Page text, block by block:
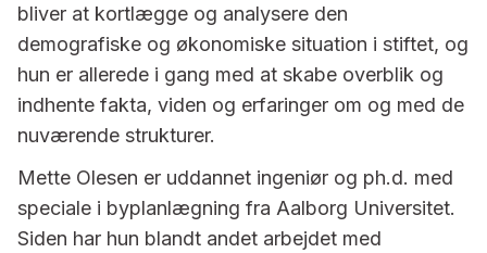
bliver at kortlægge og analysere den
demografiske og økonomiske situation i stiftet, og
hun er allerede i gang med at skabe overblik og
indhente fakta, viden og erfaringer om og med de
nuværende strukturer.
Mette Olesen er uddannet ingeniør og ph.d. med
speciale i byplanlægning fra Aalborg Universitet.
Siden har hun blandt andet arbejdet med